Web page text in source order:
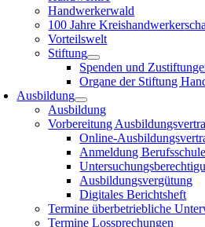
Handwerkerwald
100 Jahre
Vorteilswelt
Stiftung
Spenden und
Organe der Stiftung
Ausbildung
Ausbildung
Vorbereitung
Online-
Anmeldung Berufsschule
Ausbildungsvergütung
Digitales Berichtsheft
Termine überbetriebliche
Termine Lossprechungen